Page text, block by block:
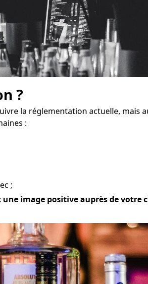
?
la réglementation actuelle, mais
:
;
image positive auprès de